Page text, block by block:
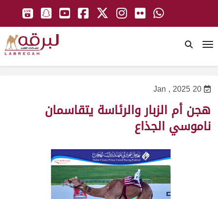
20 Jan , 2025
هجن أم الزبار والرئاسة يتقاسمان
ناموسي الجذاع